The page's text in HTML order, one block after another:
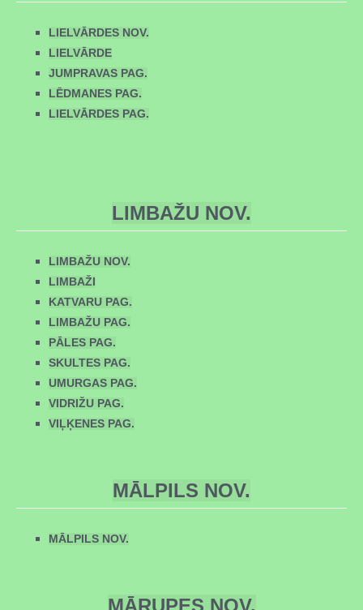
LIELVĀRDES NOV.
LIELVĀRDE
JUMPRAVAS PAG.
LĒDMANES PAG.
LIELVĀRDES PAG.
LIMBAŽU NOV.
LIMBAŽU NOV.
LIMBAŽI
KATVARU PAG.
LIMBAŽU PAG.
PĀLES PAG.
SKULTES PAG.
UMURGAS PAG.
VIDRIŽU PAG.
VIĻĶENES PAG.
MĀLPILS NOV.
MĀLPILS NOV.
MĀRUPES NOV.